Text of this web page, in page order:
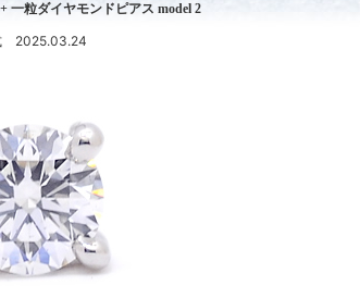
一粒ダイヤモンドピアス model 2
2025.03.24